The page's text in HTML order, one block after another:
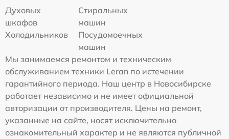
Духовых
шкафов
Стиральных
машин
Холодильников
Посудомоечных
машин
Мы занимаемся ремонтом и техническим
обслуживанием техники Leran по истечении
гарантийного периода. Наш центр в Новосибирске
работает независимо и не имеет официальной
авторизации от производителя. Цены на ремонт,
указанные на сайте, носят исключительно
ознакомительный характер и не являются публичной